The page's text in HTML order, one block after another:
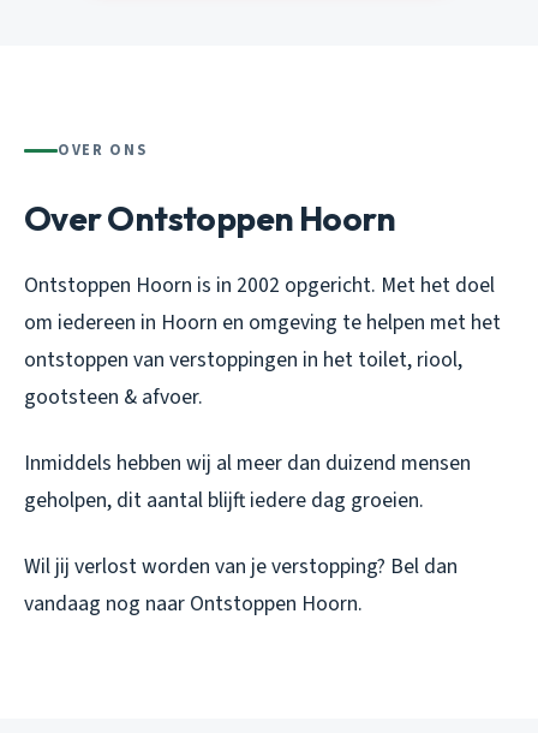
OVER ONS
Over Ontstoppen Hoorn
Ontstoppen Hoorn is in 2002 opgericht. Met het doel
om iedereen in Hoorn en omgeving te helpen met het
ontstoppen van verstoppingen in het toilet, riool,
gootsteen & afvoer.
Inmiddels hebben wij al meer dan duizend mensen
geholpen, dit aantal blijft iedere dag groeien.
Wil jij verlost worden van je verstopping? Bel dan
vandaag nog naar Ontstoppen Hoorn.